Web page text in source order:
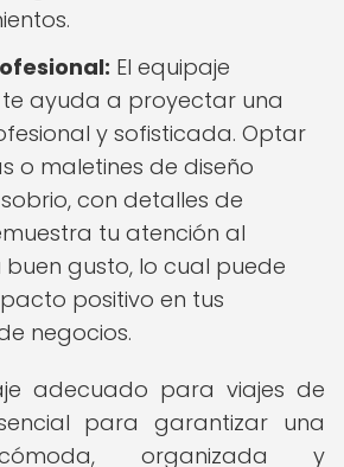
El equipaje
ayuda a proyectar una
y sofisticada. Optar
o maletines de diseño
con detalles de
tu atención al
gusto, lo cual puede
positivo en tus
negocios.
adecuado para viajes de
para garantizar una
organizada y